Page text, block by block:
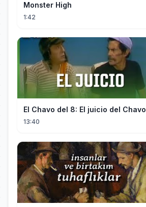
Monster High
1:42
El Chavo del 8: El juicio del Chavo
13:40